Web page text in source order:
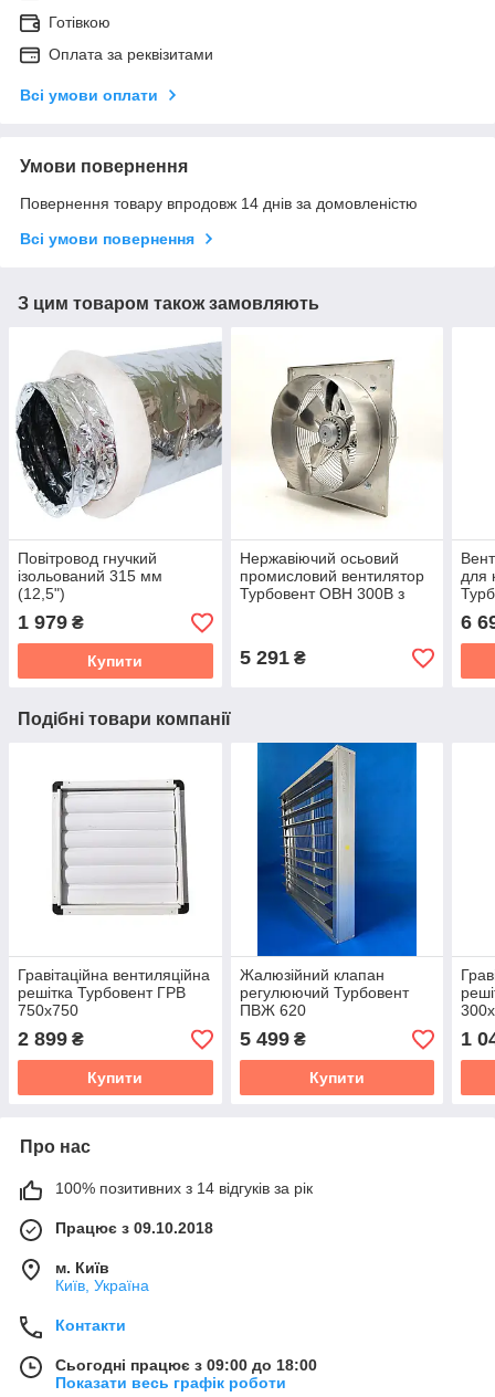
Готівкою
Оплата за реквізитами
Всі умови оплати
Умови повернення
Повернення товару впродовж 14 днів за домовленістю
Всі умови повернення
З цим товаром також замовляють
Повітровод гнучкий
ізольований 315 мм
(12,5")
1 979 ₴
Купити
Нержавіючий осьовий
промисловий вентилятор
Турбовент ОВН 300В з
5 291₴
для
6
Подібні товари компанії
Гравітаційна вентиляційна
решітка Турбовент ГРВ
750х750
2 899 ₴
Купити
Жалюзійний клапан
регулюючий Турбовент
ПВЖ 620
5 499₴
Купити
1
Про нас
100% позитивних з 14 відгуків за рік
Працює з 09.10.2018
м. Київ
Київ, Україна
Контакти
Сьогодні працює з 09:00 до 18:00
Показати весь графік роботи